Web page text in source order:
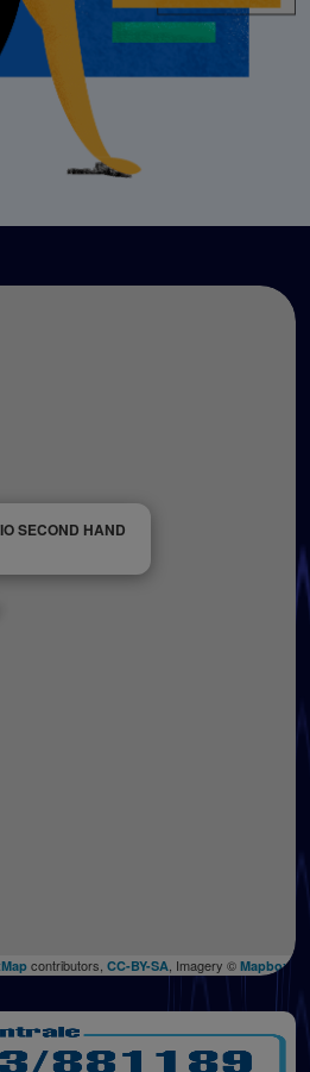
SECOND HAND
contributors, CC-BY-SA , Imagery © Mapbox